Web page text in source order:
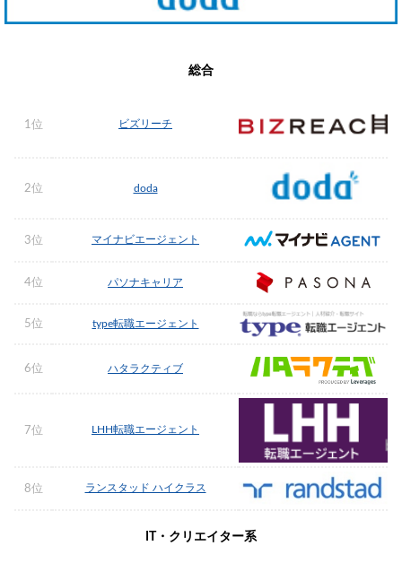
総合
1位 ビズリーチ
2位 doda
3位 マイナビエージェント
4位 パソナキャリア
5位 type転職エージェント
6位 ハタラクティブ
7位 LHH転職エージェント
8位 ランスタッド ハイクラス
IT・クリエイター系